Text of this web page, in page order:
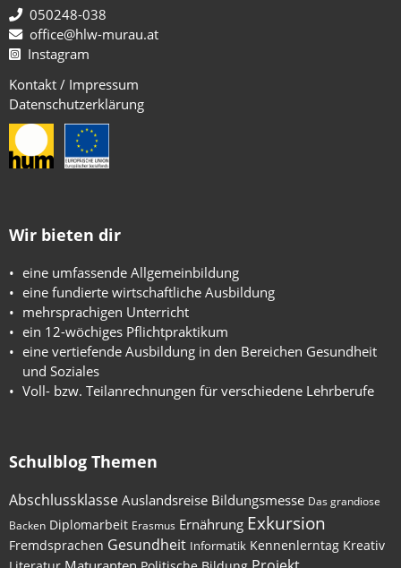
050248-038
office@hlw-murau.at
Instagram
Kontakt / Impressum
Datenschutzerklärung
Wir bieten dir
eine umfassende Allgemeinbildung
eine fundierte wirtschaftliche Ausbildung
mehrsprachigen Unterricht
ein 12-wöchiges Pflichtpraktikum
eine vertiefende Ausbildung in den Bereichen Gesundheit
und Soziales
Voll- bzw. Teilanrechnungen für verschiedene Lehrberufe
Schulblog Themen
AbschlussklasseAuslandsreise Bildungsmesse Das grandiose
Backen Diplomarbeit Erasmus Ernährung Exkursion
Fremdsprachen Gesundheit Informatik Kennenlerntag Kreativ